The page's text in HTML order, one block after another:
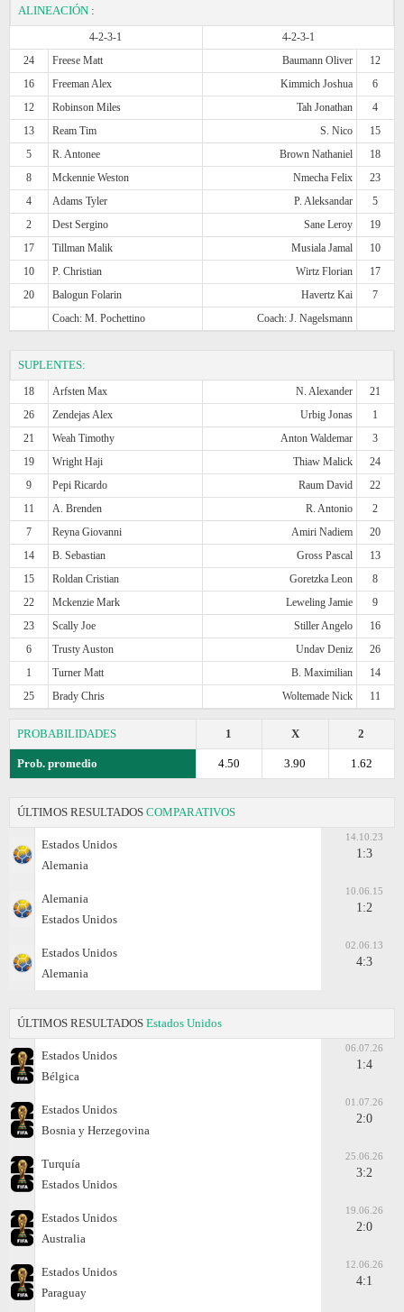
ALINEACIÓN :
4-2-3-1
4-2-3-1
24
Freese Matt Baumann Oliver
12
16
Freeman Alex Kimmich Joshua
6
12
Robinson Miles Tah Jonathan
4
13
Ream Tim S. Nico
15
5
R. Antonee Brown Nathaniel
18
8
Mckennie Weston Nmecha Felix
23
4
Adams Tyler P. Aleksandar
5
2
Dest Sergino Sane Leroy
19
17
Tillman Malik Musiala Jamal
10
10
P. Christian Wirtz Florian
17
20
Balogun Folarin Havertz Kai
7
Coach: M. Pochettino
Coach: J. Nagelsmann
SUPLENTES:
18 Arfsten Max N. Alexander
21
26
Zendejas Alex Urbig Jonas
1
21
Weah Timothy Anton Waldemar
3
19
Wright Haji Thiaw Malick
24
9
Pepi Ricardo Raum David
22
11
A. Brenden R. Antonio
2
7
Reyna Giovanni Amiri Nadiem
20
14
B. Sebastian Gross Pascal
13
15
Roldan Cristian Goretzka Leon
8
22
Mckenzie Mark Leweling Jamie
9
23
Scally Joe Stiller Angelo
16
6
Trusty Auston Undav Deniz
26
1
Turner Matt B. Maximilian
14
25
Brady Chris Woltemade Nick 11
PROBABILIDADES 2
X
1
Prob. promedio 1.62
3.90
4.50
ÚLTIMOS RESULTADOS COMPARATIVOS
Estados Unidos
Alemania
14.10.23
1:3
Alemania
Estados Unidos
10.06.15
1:2
Estados Unidos
Alemania
02.06.13
4:3
ÚLTIMOS RESULTADOS Estados Unidos
Estados Unidos
Bélgica
06.07.26
1:4
Estados Unidos
Bosnia y Herzegovina
01.07.26
2:0
Turquía
Estados Unidos
25.06.26
3:2
Estados Unidos
Australia
19.06.26
2:0
Estados Unidos
Paraguay
12.06.26
4:1